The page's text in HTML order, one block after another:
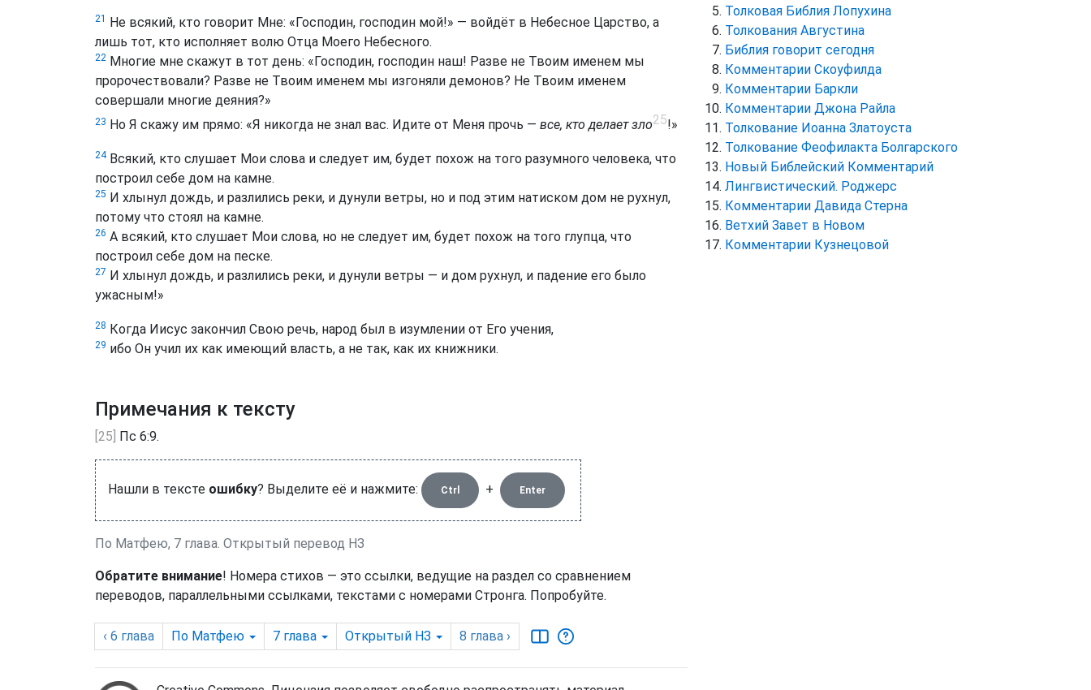
21
Не всякий, кто говорит Мне: «Господин, господин мой!» — войдёт в Небесное Царство, а
лишь тот, кто исполняет волю Отца Моего Небесного.
22 Многие мне скажут в тот день: «Господин, господин наш! Разве не Твоим именем мы
пророчествовали? Разве не Твоим именем мы изгоняли демонов? Не Твоим именем
совершали многие деяния?»
23 Но Я скажу им прямо: «Я никогда не знал вас. Идите от Меня прочь — все, кто делает зло25!»
24Всякий, кто слушает Мои слова и следует им, будет похож на того разумного человека, что
построил себе дом на камне.
25 И хлынул дождь, и разлились реки, и дунули ветры, но и под этим натиском дом не рухнул,
потому что стоял на камне.
26 А всякий, кто слушает Мои слова, но не следует им, будет похож на того глупца, что
построил себе дом на песке.
27 И хлынул дождь, и разлились реки, и дунули ветры — и дом рухнул, и падение его было
ужасным!»
28 Когда Иисус закончил Свою речь, народ был в изумлении от Его учения,
29 ибо Он учил их как имеющий власть, а не так, как их книжники.
Примечания к тексту
[25] Пс 6:9.
Нашли в тексте ошибку? Выделите её и нажмите: Ctrl + Enter
По Матфею, 7 глава. Открытый перевод НЗ
Обратите внимание! Номера стихов — это ссылки, ведущие на раздел со сравнением
переводов, параллельными ссылками, текстами с номерами Стронга. Попробуйте.
‹ 6 глава По Матфею 7 глава Открытый НЗ 8 глава ›
Толковая Библия Лопухина
Толкования Августина
Библия говорит сегодня
Комментарии Скоуфилда
Комментарии Баркли
Комментарии Джона Райла
Толкование Иоанна Златоуста
Толкование Феофилакта Болгарского
Новый Библейский Комментарий
Лингвистический. Роджерс
Комментарии Давида Стерна
Ветхий Завет в Новом
Комментарии Кузнецовой